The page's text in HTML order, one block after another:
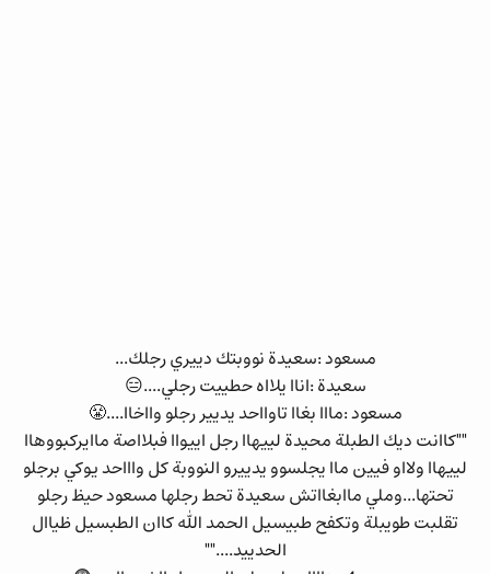
مسعود :سعيدة نووبتك دييري رجلك...
سعيدة :اناا يلااه حطييت رجلي....😑
مسعود :مااا بغاا تاوااحد يديير رجلو وااخاا....😤
""كاانت ديك الطبلة محيدة لييهاا رجل اييواا فبلااصة ماايركبووهاا
لييهاا ولااو فيين ماا يجلسوو يدييرو النووبة كل واااحد يوكي برجلو
تحتها...وملي ماابغااتش سعيدة تحط رجلها مسعود حيظ رجلو
تقلبت طويبلة وتكفح طبيسيل الحمد الله كاان الطبسيل ظياال
الحدييد....""